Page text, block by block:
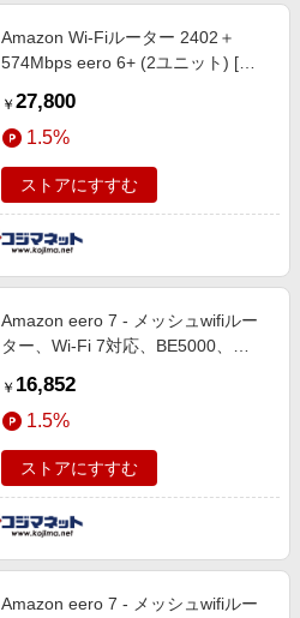
Amazon Wi-Fiルーター 2402＋
574Mbps eero 6+ (2ユニット) [Wi-
￥ 27,800
1.5%
ストアにすすむ
Amazon eero 7 - メッシュwifiルー
ター、Wi-Fi 7対応、BE5000、
ト ［Wi-Fi 7(be)］ ホワイト
B0DN36NDPN
￥ 16,852
1.5%
ストアにすすむ
Amazon eero 7 - メッシュwifiルー